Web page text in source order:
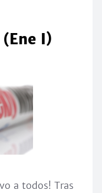
I)
a todos! Tras